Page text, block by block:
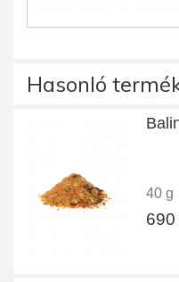
Hasonló
40 g
690